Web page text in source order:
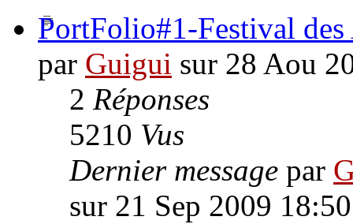
PortFolio#1-Festival
par Guigui sur 28 Aou
2 Réponses
5210 Vus
Dernier message par
sur 21 Sep 2009 18:50